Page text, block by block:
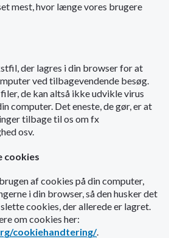
mest, hvor længe vores brugere
der lagres i din browser for at
ved tilbagevendende besøg.
de kan altså ikke udvikle virus
computer. Det eneste, de gør, er at
tilbage til os om fx
osv.
cookies
af cookies på din computer,
i din browser, så den husker det
cookies, der allerede er lagret.
om cookies her:
cookiehandtering/.